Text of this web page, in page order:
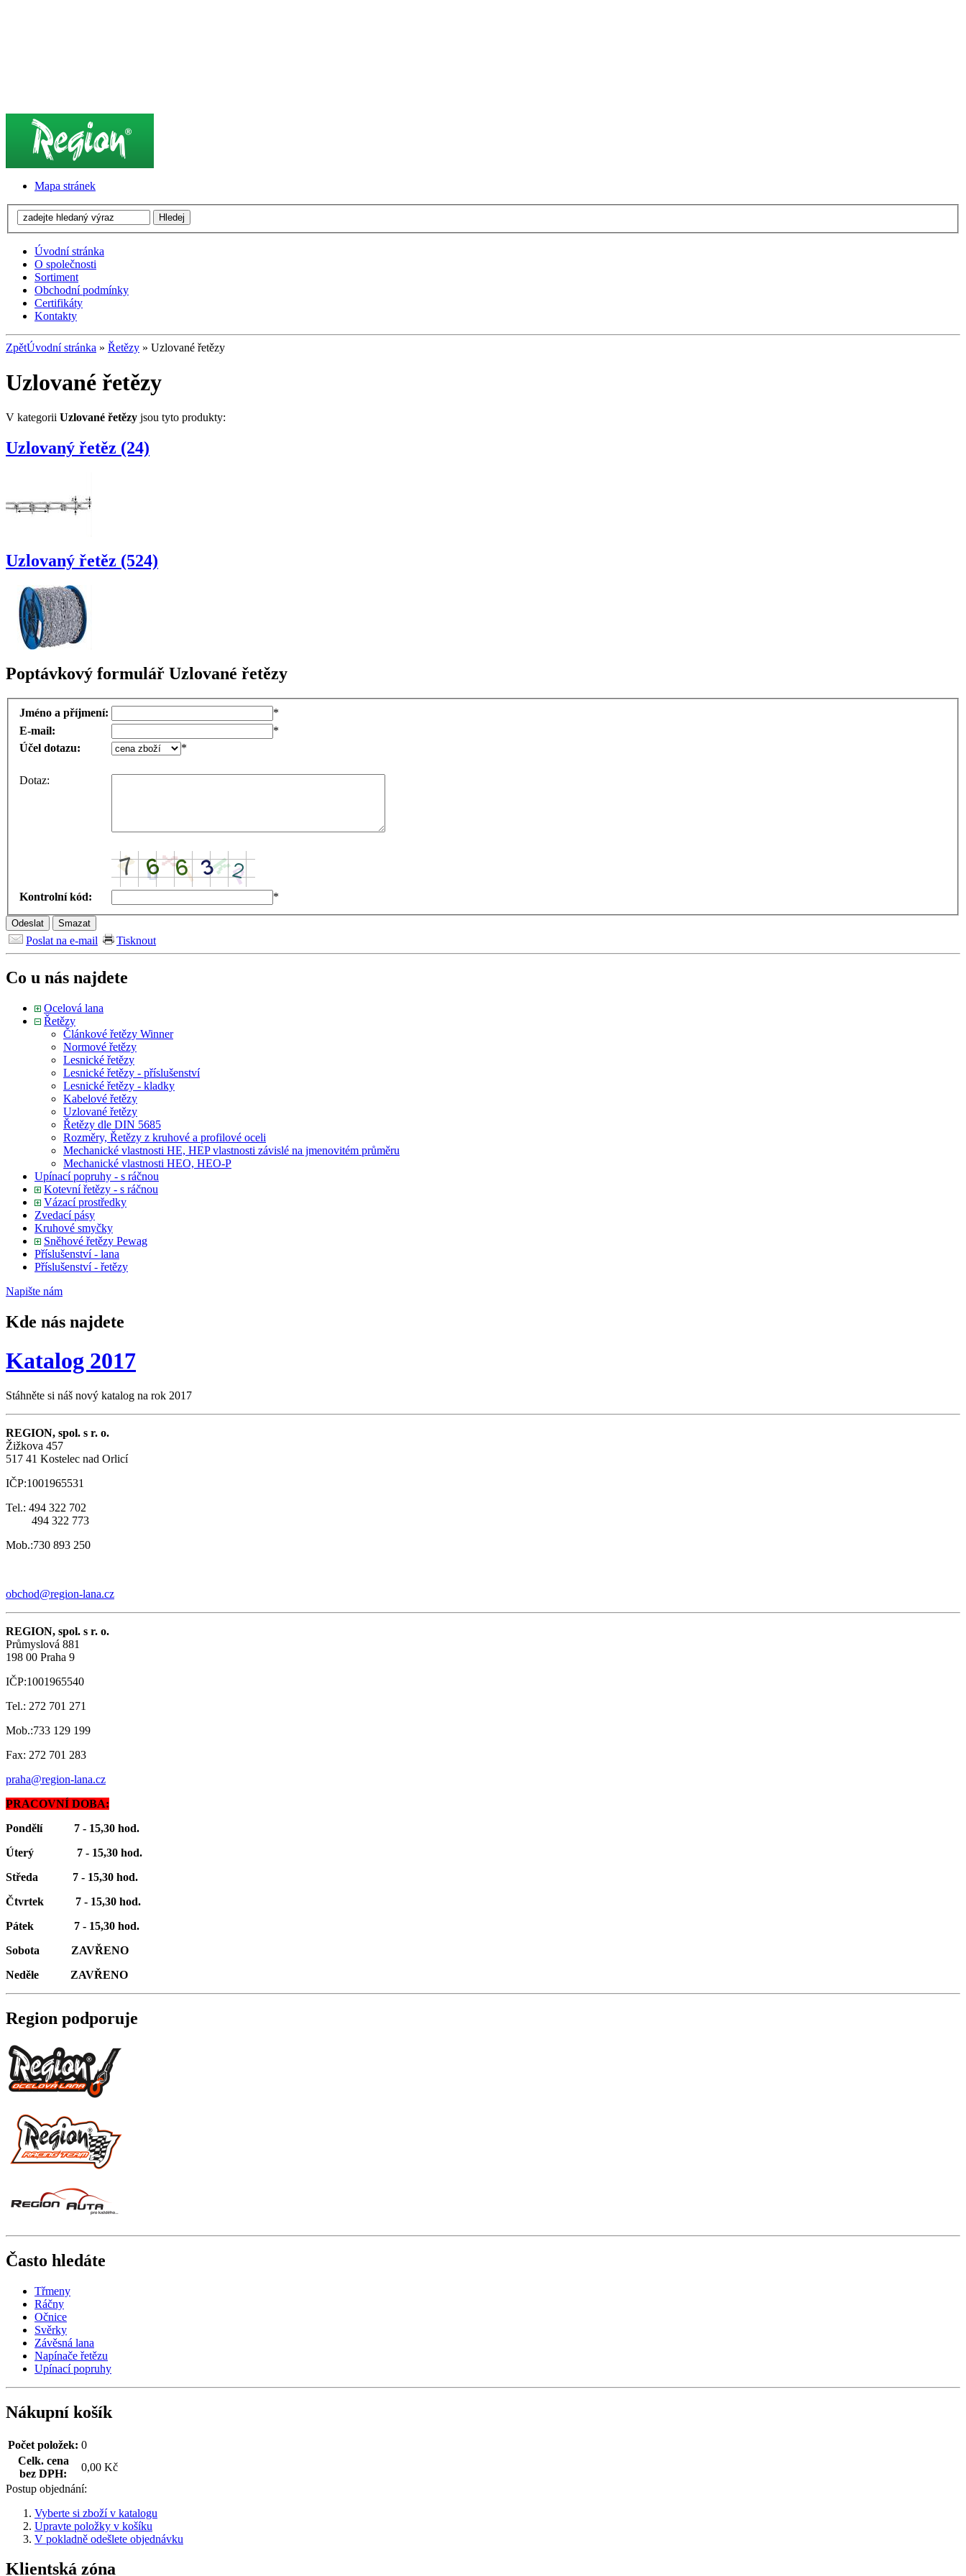
Mapa stránek
Úvodní stránka
O společnosti
Sortiment
Obchodní podmínky
Certifikáty
Kontakty
ZpětÚvodní stránka » Řetězy » Uzlované řetězy
Uzlované řetězy
V kategorii Uzlované řetězy jsou tyto produkty:
Uzlovaný řetěz (24)
Uzlovaný řetěz (524)
Poptávkový formulář Uzlované řetězy
Jméno a příjmení:
*
E-mail:
*
Účel dotazu:
*
Dotaz:
Kontrolní kód: *
Poslat na e-mail Tisknout
Co u nás najdete
Ocelová lana
Řetězy
Článkové řetězy Winner
Normové řetězy
Lesnické řetězy
Lesnické řetězy - příslušenství
Lesnické řetězy - kladky
Kabelové řetězy
Uzlované řetězy
Řetězy dle DIN 5685
Rozměry, Řetězy z kruhové a profilové oceli
Mechanické vlastnosti HE, HEP vlastnosti závislé na jmenovitém průměru
Mechanické vlastnosti HEO, HEO-P
Upínací popruhy - s ráčnou
Kotevní řetězy - s ráčnou
Vázací prostředky
Zvedací pásy
Kruhové smyčky
Sněhové řetězy Pewag
Příslušenství - lana
Příslušenství - řetězy
Napište nám
Kde nás najdete
Katalog 2017
Stáhněte si náš nový katalog na rok 2017
REGION, spol. s r. o.
Žižkova 457
517 41 Kostelec nad Orlicí
IČP:1001965531
Tel.: 494 322 702
494 322 773
Mob.:730 893 250
obchod@region-lana.cz
REGION, spol. s r. o.
Průmyslová 881
198 00 Praha 9
IČP:1001965540
Tel.: 272 701 271
Mob.:733 129 199
Fax: 272 701 283
praha@region-lana.cz
PRACOVNÍ DOBA:
Pondělí 7 - 15,30 hod.
Úterý 7 - 15,30 hod.
Středa 7 - 15,30 hod.
Čtvrtek 7 - 15,30 hod.
Pátek 7 - 15,30 hod.
Sobota ZAVŘENO
Neděle ZAVŘENO
Region podporuje
Často hledáte
Třmeny
Ráčny
Očnice
Svěrky
Závěsná lana
Napínače řetězu
Upínací popruhy
Nákupní košík
Počet položek: 0
Celk. cena
bez DPH:
0,00 Kč
Postup objednání:
Vyberte si zboží v katalogu
Upravte položky v košíku
V pokladně odešlete objednávku
Klientská zóna